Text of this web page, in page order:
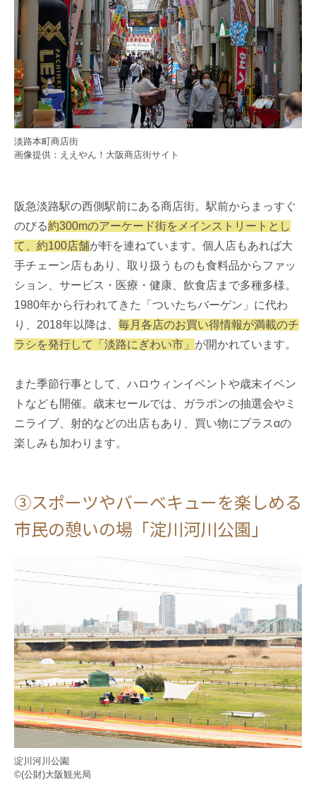
淡路本町商店街
画像提供：ええやん！大阪商店街サイト
阪急淡路駅の西側駅前にある商店街。駅前からまっすぐ
のびる約300mのアーケード街をメインストリートとし
て、約100店舗が軒を連ねています。個人店もあれば大
手チェーン店もあり、取り扱うものも食料品からファッ
ション、サービス・医療・健康、飲食店まで多種多様。
1980年から行われてきた「ついたちバーゲン」に代わ
り、2018年以降は、 毎月各店のお買い得情報が満載のチ
ラシを発行して「淡路にぎわい市」 が開かれています。
また季節行事として、ハロウィンイベントや歳末イベン
トなども開催。歳末セールでは、ガラポンの抽選会やミ
ニライブ、射的などの出店もあり、買い物にプラスαの
楽しみも加わります。
③スポーツやバーベキューを楽しめる
市民の憩いの場「淀川河川公園」
淀川河川公園
©(公財)大阪観光局